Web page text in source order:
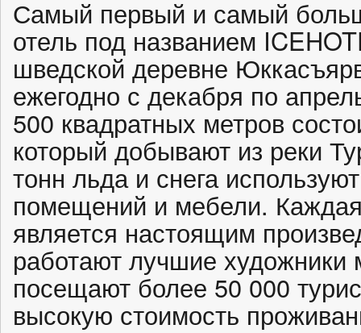
Самый первый и самый
отель под названием
шведской деревне
ежегодно с декабря по
500 квадратных метров
который добывают из реки
тонн льда и снега
помещений и мебели.
является настоящим
работают лучшие художники
посещают более 50 000
высокую стоимость